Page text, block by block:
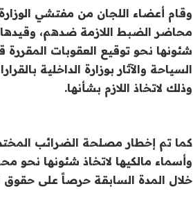
وقام أعضاء اللجان من مفتشي
محاضر الضبط اللازمة ضدهم، وقيدها
شئونها نحو توقيع العقوبات
السياحة والآثار بوزارة الداخلية
وذلك لاتخاذ اللازم بشأنها.
كما تم إخطار مصلحة الضرائب
وأسماء مالكيها لاتخاذ شئونها نحو
خلال المدة السابقة حرصاً على حقوق